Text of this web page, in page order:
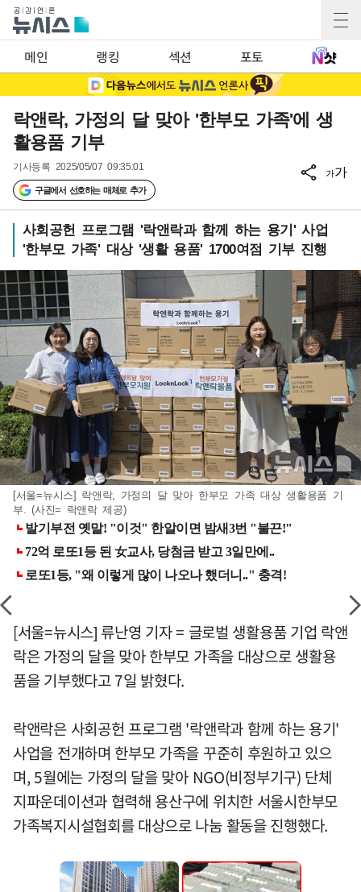
메인 랭킹 섹션 포토
락앤락, 가정의 달 맞아 '한부모 가족'에 생
활용품 기부
기사등록 2025/05/07 09:35:01
구글에서 선호하는 매체로 추가
가가
사회공헌 프로그램 '락앤락과 함께 하는 용기' 사업
'한부모 가족' 대상 '생활 용품' 1700여점 기부 진행
[서울=뉴시스] 락앤락, 가정의 달 맞아 한부모 가족 대상 생활용품 기
부. (사진= 락앤락 제공)
[서울=뉴시스] 류난영 기자 = 글로벌 생활용품 기업 락앤
락은 가정의 달을 맞아 한부모 가족을 대상으로 생활용
품을 기부했다고 7일 밝혔다.
락앤락은 사회공헌 프로그램 '락앤락과 함께 하는 용기'
사업을 전개하며 한부모 가족을 꾸준히 후원하고 있으
며, 5월에는 가정의 달을 맞아 NGO(비정부기구) 단체
지파운데이션과 협력해 용산구에 위치한 서울시한부모
가족복지시설협회를 대상으로 나눔 활동을 진행했다.